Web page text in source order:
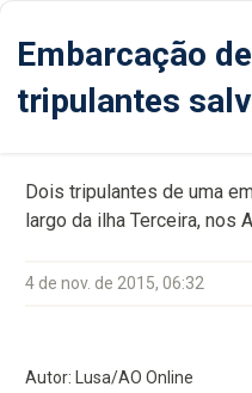
Embarcação
tripulantes
Dois tripulantes de uma
largo da ilha Terceira, nos
4 de nov. de 2015, 06:32
Autor: Lusa/AO Online